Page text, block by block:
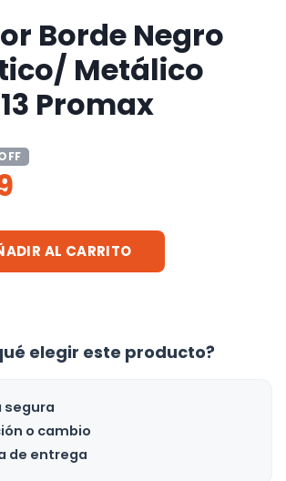
Borde Negro
Metálico
Promax
AL CARRITO
elegir este producto?
segura
o cambio
de entrega